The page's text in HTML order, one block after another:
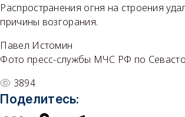
Распространения огня на строения
причины возгорания.
Павел Истомин
Фото пресс-службы МЧС РФ по
3894
Поделитесь: